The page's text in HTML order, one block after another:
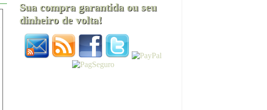
Sua compra garantida ou seu
dinheiro de volta!